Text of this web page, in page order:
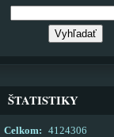
ŠTATISTIKY
Celkom:
4124306